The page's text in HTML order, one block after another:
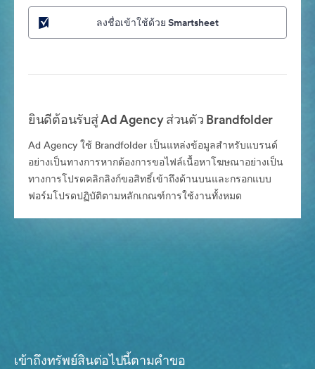
ลงชื่อเข้าใช้ด้วย Smartsheet
ยินดีต้อนรับสู่ Ad Agency ส่วนตัว Brandfolder
Ad Agency ใช้ Brandfolder เป็นแหล่งข้อมูลสำหรับแบรนด์
อย่างเป็นทางการหากต้องการขอไฟล์เนื้อหาโฆษณาอย่างเป็น
ทางการโปรดคลิกลิงก์ขอสิทธิ์เข้าถึงด้านบนและกรอกแบบ
ฟอร์มโปรดปฏิบัติตามหลักเกณฑ์การใช้งานทั้งหมด
เข้าถึงทรัพย์สินต่อไปนี้ตามคำขอ